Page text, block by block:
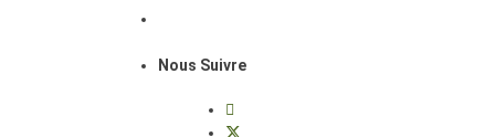
Nous Suivre